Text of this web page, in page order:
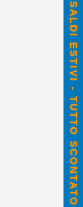
SALDI ESTIVI - TUTTO SCONTATO